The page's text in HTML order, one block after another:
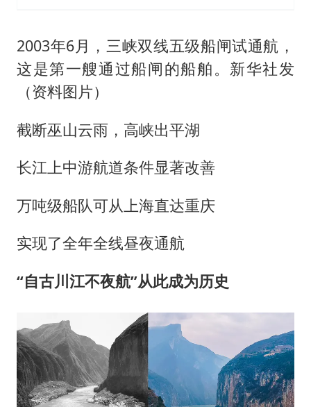
2003年6月，三峡双线五级船闸试通航，
这是第一艘通过船闸的船舶。新华社发
（资料图片）
截断巫山云雨，高峡出平湖
长江上中游航道条件显著改善
万吨级船队可从上海直达重庆
实现了全年全线昼夜通航
“自古川江不夜航”从此成为历史